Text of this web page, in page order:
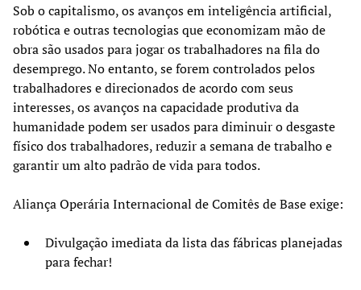
Sob o capitalismo, os avanços em inteligência artificial,
robótica e outras tecnologias que economizam mão de
obra são usados para jogar os trabalhadores na fila do
desemprego. No entanto, se forem controlados pelos
trabalhadores e direcionados de acordo com seus
interesses, os avanços na capacidade produtiva da
humanidade podem ser usados para diminuir o desgaste
físico dos trabalhadores, reduzir a semana de trabalho e
garantir um alto padrão de vida para todos.
Aliança Operária Internacional de Comitês de Base exige:
Divulgação imediata da lista das fábricas planejadas
para fechar!